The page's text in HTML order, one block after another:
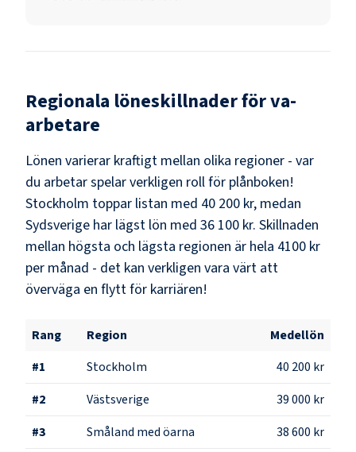
Regionala löneskillnader förva-
arbetare
Lönen varierar kraftigt mellan olika regioner - var
du arbetar spelar verkligen roll för plånboken!
Stockholm toppar listan med 40 200 kr, medan
Sydsverige har lägst lön med 36 100 kr. Skillnaden
mellan högsta och lägsta regionen är hela 4100 kr
per månad - det kan verkligen vara värt att
överväga en flytt för karriären!
Rang Region
Medellön
#1 Stockholm
40 200 kr
#2 Västsverige
39 000 kr
#3 Småland med öarna 38 600 kr